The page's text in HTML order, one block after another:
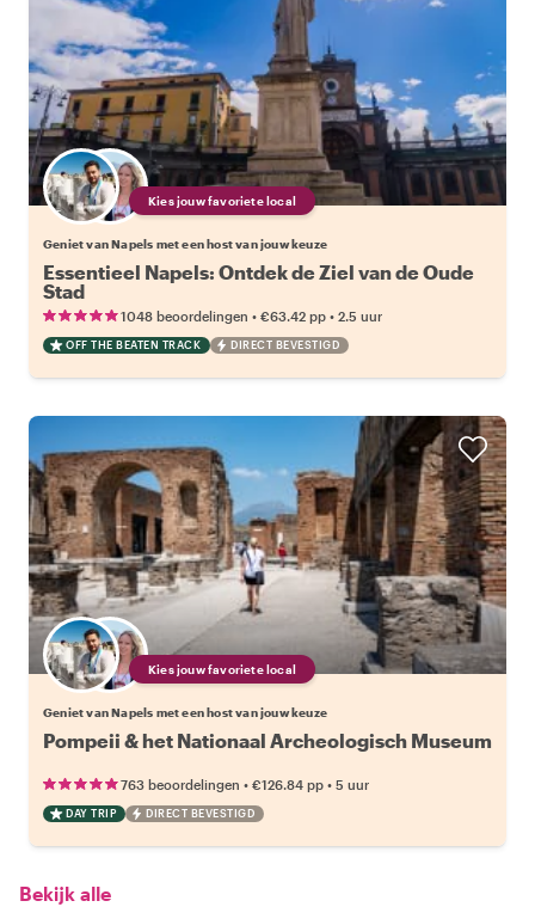
Kies jouw favoriete local
Geniet van Napels met een host van jouw keuze
Essentieel Napels: Ontdek de Ziel van de Oude
Stad
1048 beoordelingen • €63.42 pp • 2.5 uur
OFF THE BEATEN TRACK DIRECT BEVESTIGD
Kies jouw favoriete local
Geniet van Napels met een host van jouw keuze
Pompeii & het Nationaal Archeologisch Museum
763 beoordelingen • €126.84 pp • 5 uur
DAY TRIP DIRECT BEVESTIGD
Bekijk alle